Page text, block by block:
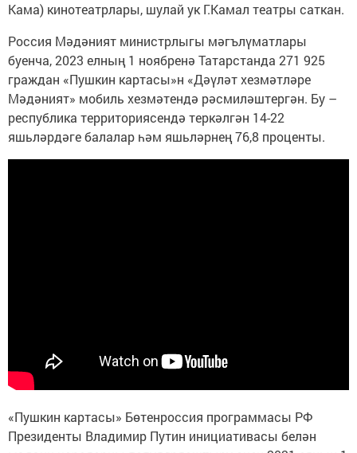
Кама) кинотеатрлары, шулай ук Г.Камал театры саткан.
Россия Мәдәният министрлыгы мәгълүматлары
буенча, 2023 елның 1 ноябренә Татарстанда 271 925
граждан «Пушкин картасы»н «Дәүләт хезмәтләре
Мәдәният» мобиль хезмәтендә рәсмиләштергән. Бу –
республика территориясендә теркәлгән 14-22
яшьләрдәге балалар һәм яшьләрнең 76,8 проценты.
«Пушкин картасы» Бөтенроссия программасы РФ
Президенты Владимир Путин инициативасы белән